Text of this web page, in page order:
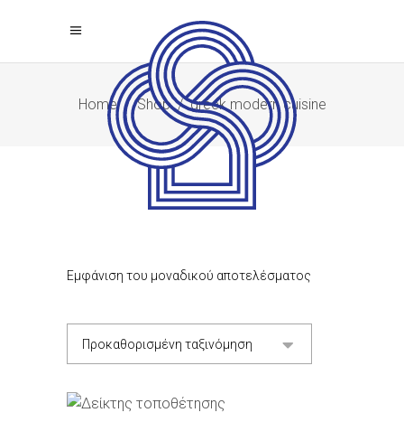
Home/Shop/greek modern cuisine
Εμφάνιση του μοναδικού αποτελέσματος
Προκαθορισμένη ταξινόμηση
ΠΡΟΣΘΉΚΗ ΣΤΟ ΚΑΛΆΘΙ